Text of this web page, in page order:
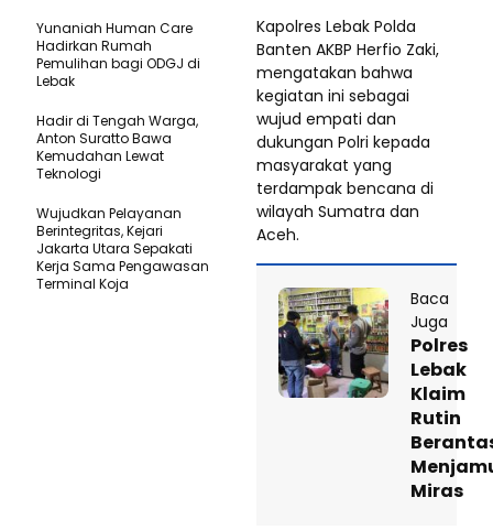
Kapolres Lebak Polda
Banten AKBP Herfio Zaki,
mengatakan bahwa
kegiatan ini sebagai
wujud empati dan
dukungan Polri kepada
masyarakat yang
terdampak bencana di
wilayah Sumatra dan
Aceh.
Baca
Juga
Polres
Lebak
Klaim
Rutin
Miras
Yunaniah Human Care
Hadirkan Rumah
Pemulihan bagi ODGJ di
Lebak
Hadir di Tengah Warga,
Anton Suratto Bawa
Kemudahan Lewat
Teknologi ​
Wujudkan Pelayanan
Berintegritas, Kejari
Jakarta Utara Sepakati
Kerja Sama Pengawasan
Terminal Koja